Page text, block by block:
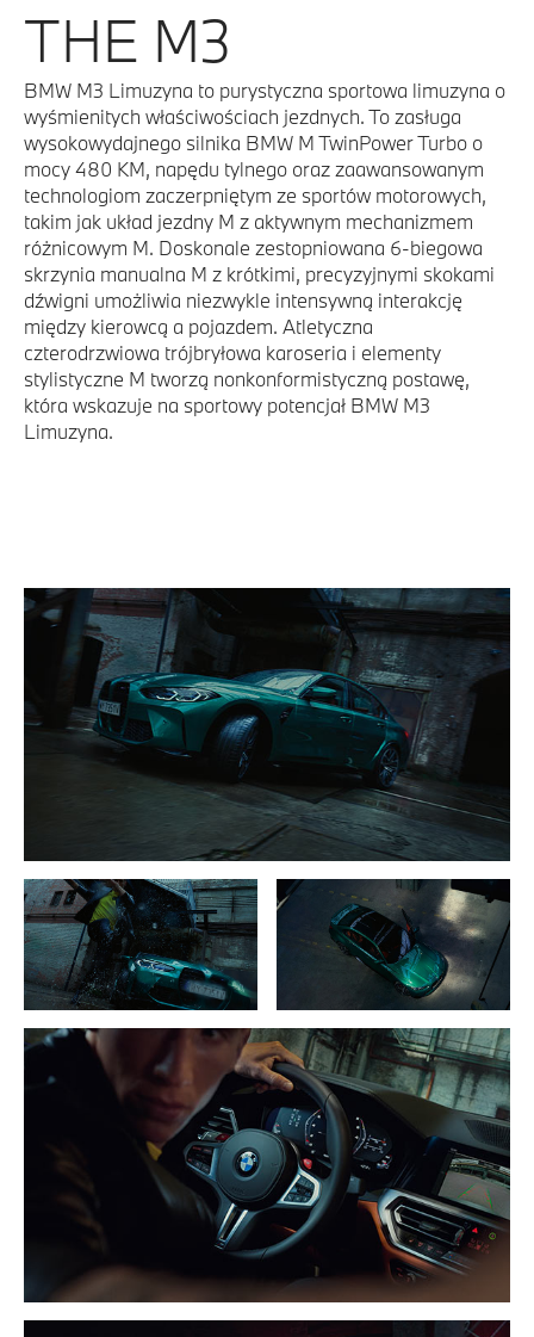
THE M3
BMW M3 Limuzyna to purystyczna sportowa limuzyna o
wyśmienitych właściwościach jezdnych. To zasługa
wysokowydajnego silnika BMW M TwinPower Turbo o
mocy 480 KM, napędu tylnego oraz zaawansowanym
technologiom zaczerpniętym ze sportów motorowych,
takim jak układ jezdny M z aktywnym mechanizmem
różnicowym M. Doskonale zestopniowana 6-biegowa
skrzynia manualna M z krótkimi, precyzyjnymi skokami
dźwigni umożliwia niezwykle intensywną interakcję
między kierowcą a pojazdem. Atletyczna
czterodrzwiowa trójbryłowa karoseria i elementy
stylistyczne M tworzą nonkonformistyczną postawę,
która wskazuje na sportowy potencjał BMW M3
Limuzyna.